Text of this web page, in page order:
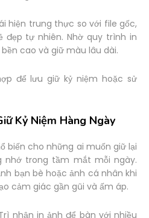
hiện trung thực so với file gốc,
đẹp tự nhiên. Nhờ quy trình in
cao và giữ màu lâu dài.
để lưu giữ kỷ niệm hoặc sử
Kỷ Niệm Hàng Ngày
biến cho những ai muốn giữ lại
nhớ trong tầm mắt mỗi ngày.
bạn bè hoặc ảnh cá nhân khi
cảm giác gần gũi và ấm áp.
nhận in ảnh để bàn với nhiều